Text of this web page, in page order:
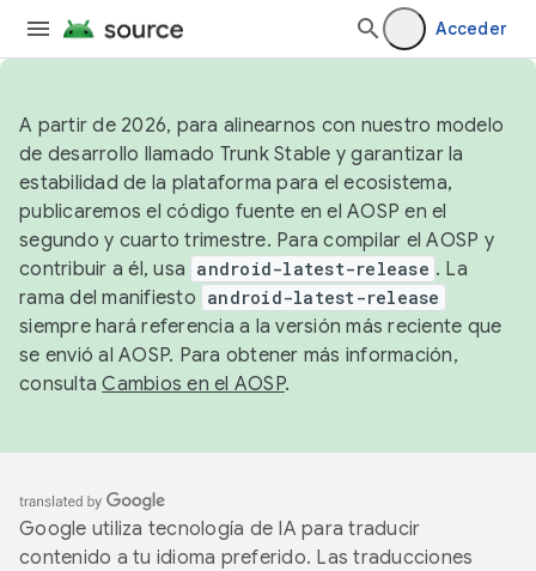
Acceder
A partir de 2026, para alinearnos con nuestro modelo
de desarrollo llamado Trunk Stable y garantizar la
estabilidad de la plataforma para el ecosistema,
publicaremos el código fuente en el AOSP en el
segundo y cuarto trimestre. Para compilar el AOSP y
contribuir a él, usa android-latest-release . La
rama del manifiesto android-latest-release
siempre hará referencia a la versión más reciente que
se envió al AOSP. Para obtener más información,
consultaCambios en el AOSP.
Google utiliza tecnología de IA para traducir
contenido a tu idioma preferido. Las traducciones